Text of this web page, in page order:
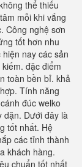
thể thiếu
mỗi khi vắng
Công nghệ sơn
tốt hơn nhu
nay các sản
đặc điểm
toàn bền bỉ. khả
Tính năng
đúc welko
dặn. Dưới đây là
tốt nhất. Hệ
các tỉnh thành
khách hàng.
chuẩn tốt nhất